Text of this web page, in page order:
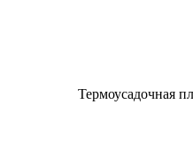
Термоусадочная